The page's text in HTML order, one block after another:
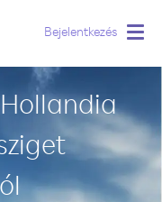
Bejelentkezés